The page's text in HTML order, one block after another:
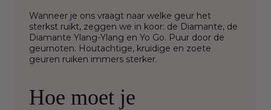
Wanneer je ons vraagt naar welke geur het
sterkst ruikt, zeggen we in koor: de Diamante, de
Diamante Ylang-Ylang en Yo Go. Puur door de
geurnoten. Houtachtige, kruidige en zoete
geuren ruiken immers sterker.
Hoe moet je